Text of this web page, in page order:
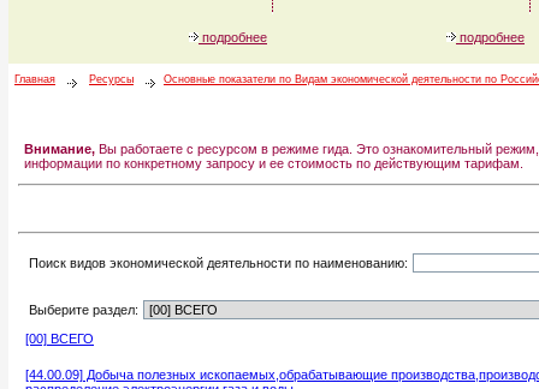
подробнее подробнее
Главная Ресурсы Основные показатели по Видам экономической деятельности по
Внимание, Вы работаете с ресурсом в режиме гида. Это ознакомительный
информации по конкретному запросу и ее стоимость по действующим тарифам.
Поиск видов экономической деятельности по наименованию:
Выберите раздел:
[00] ВСЕГО
[44.00.09] Добыча полезных ископаемых,обрабатывающие